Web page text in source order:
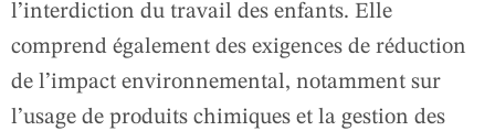
l’interdiction du travail des enfants. Elle
comprend également des exigences de réduction
de l’impact environnemental, notamment sur
l’usage de produits chimiques et la gestion des